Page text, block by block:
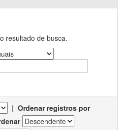
resultado de busca.
| Ordenar registros por